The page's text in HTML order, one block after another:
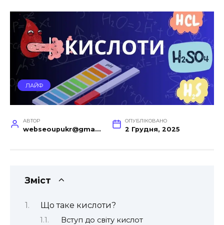
ЛАЙФ
АВТОР
webseoupukr@gmail.com
ОПУБЛІКОВАНО
2 Грудня, 2025
Зміст
Що таке кислоти?
Вступ до світу кислот